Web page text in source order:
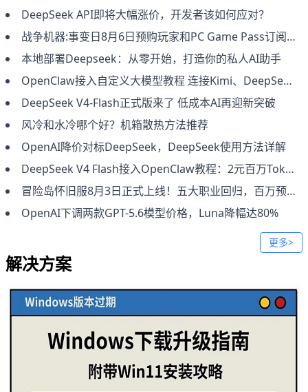
DeepSeek API即将大幅涨价，开发者该如何应对？
战争机器:事变日8月6日预购玩家和PC Game Pass订阅用户抢先体验
本地部署Deepseek：从零开始，打造你的私人AI助手
OpenClaw接入自定义大模型教程 连接Kimi、DeepSeek及本地模型方法
DeepSeek V4-Flash正式版来了 低成本AI再迎新突破
风冷和水冷哪个好？机箱散热方法推荐
OpenAI降价对标DeepSeek，DeepSeek使用方法详解
DeepSeek V4 Flash接入OpenClaw教程：2元百万Token低成本部署
冒险岛怀旧服8月3日正式上线！五大职业回归，百万预约福利全攻略
OpenAI下调两款GPT-5.6模型价格，Luna降幅达80%
更多>
解决方案